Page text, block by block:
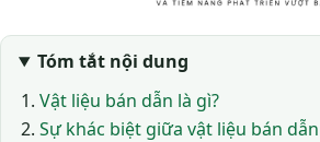
Tóm tắt nội dung
Vật liệu bán dẫn là gì?
Sự khác biệt giữa vật liệu bán